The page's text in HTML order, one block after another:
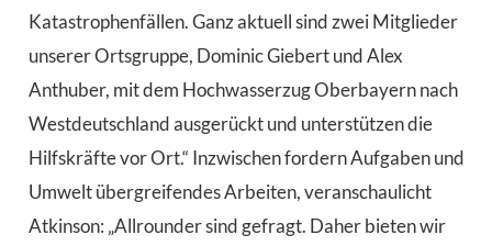
Katastrophenfällen. Ganz aktuell sind zwei Mitglieder
unserer Ortsgruppe, Dominic Giebert und Alex
Anthuber, mit dem Hochwasserzug Oberbayern nach
Westdeutschland ausgerückt und unterstützen die
Hilfskräfte vor Ort.“ Inzwischen fordern Aufgaben und
Umwelt übergreifendes Arbeiten, veranschaulicht
Atkinson: „Allrounder sind gefragt. Daher bieten wir